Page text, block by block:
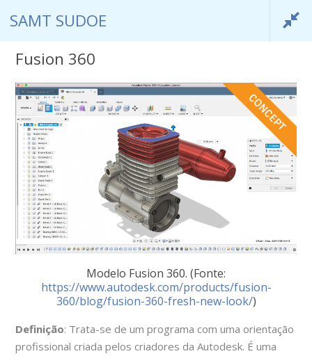
SAMT SUDOE
info@samtsudoe.com
SAMT SUDOE
SAMT SUDOE
Fusion 360
Modelo Fusion 360. (Fonte:
https://www.autodesk.com/products/fusion-
360/blog/fusion-360-fresh-new-look/)
Definição: Trata-se de um programa com uma orientação
profissional criada pelos criadores da Autodesk. É uma